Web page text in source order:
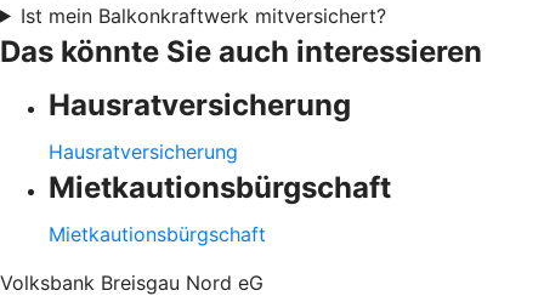
Ist mein Balkonkraftwerk mitversichert?
Das könnte Sie auch interessieren
Hausratversicherung
Hausratversicherung
Mietkautionsbürgschaft
Mietkautionsbürgschaft
Volksbank Breisgau Nord eG